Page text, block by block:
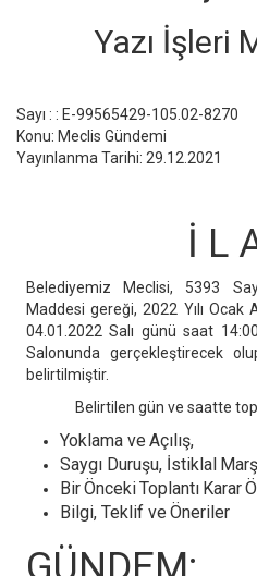
Yazı İşleri
Sayı : : E-99565429-105.02-8270
Konu: Meclis Gündemi
Yayınlanma Tarihi: 29.12.2021
İ L
Belediyemiz Meclisi, 5393
Maddesi gereği, 2022 Yılı Ocak
04.01.2022 Salı günü saat
Salonunda gerçekleştirecek
belirtilmiştir.
Belirtilen gün ve saatte
Yoklama ve Açılış,
Saygı Duruşu, İstiklal
BirÖncekiToplantı Karar
Bilgi, Teklif ve Öneriler